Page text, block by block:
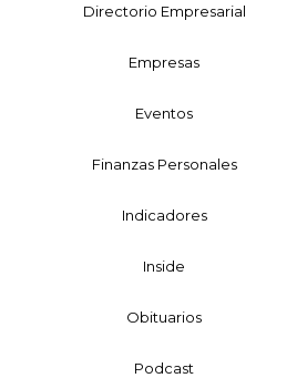
Directorio Empresarial
Empresas
Eventos
Finanzas Personales
Indicadores
Inside
Obituarios
Podcast